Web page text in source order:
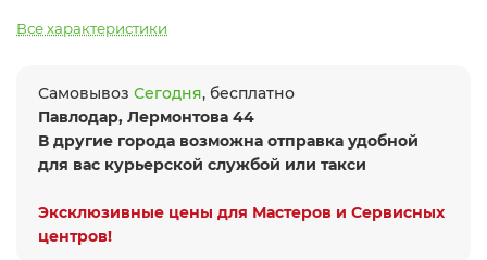
Все характеристики
Самовывоз Сегодня, бесплатно
Павлодар, Лермонтова 44
В другие города возможна отправка удобной
для вас курьерской службой или такси
Эксклюзивные цены для Мастеров и Сервисных
центров!